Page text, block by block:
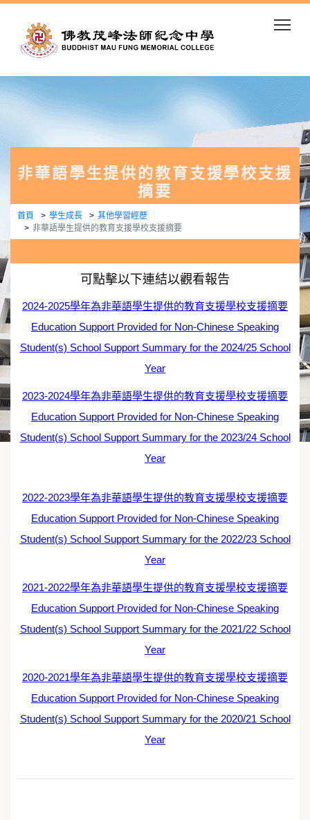
非華語學生提供的教育支援學校支援
摘要
首頁 學生成長
其他學習經歷
非華語學生提供的教育支援學校支援摘要
可點擊以下連結以觀看報告
2024-2025學年為非華語學生提供的教育支援學校支援摘要
Education Support Provided for Non-Chinese Speaking
Student(s) School Support Summary for the 2024/25 School
Year
2023-2024學年為非華語學生提供的教育支援學校支援摘要
Education Support Provided for Non-Chinese Speaking
Student(s) School Support Summary for the 2023/24 School
Year
2022-2023學年為非華語學生提供的教育支援學校支援摘要
Education Support Provided for Non-Chinese Speaking
Student(s) School Support Summary for the 2022/23 School
Year
2021-2022學年為非華語學生提供的教育支援學校支援摘要
Education Support Provided for Non-Chinese Speaking
Student(s) School Support Summary for the 2021/22 School
Year
2020-2021學年為非華語學生提供的教育支援學校支援摘要
Education Support Provided for Non-Chinese Speaking
Student(s) School Support Summary for the 2020/21 School
Year